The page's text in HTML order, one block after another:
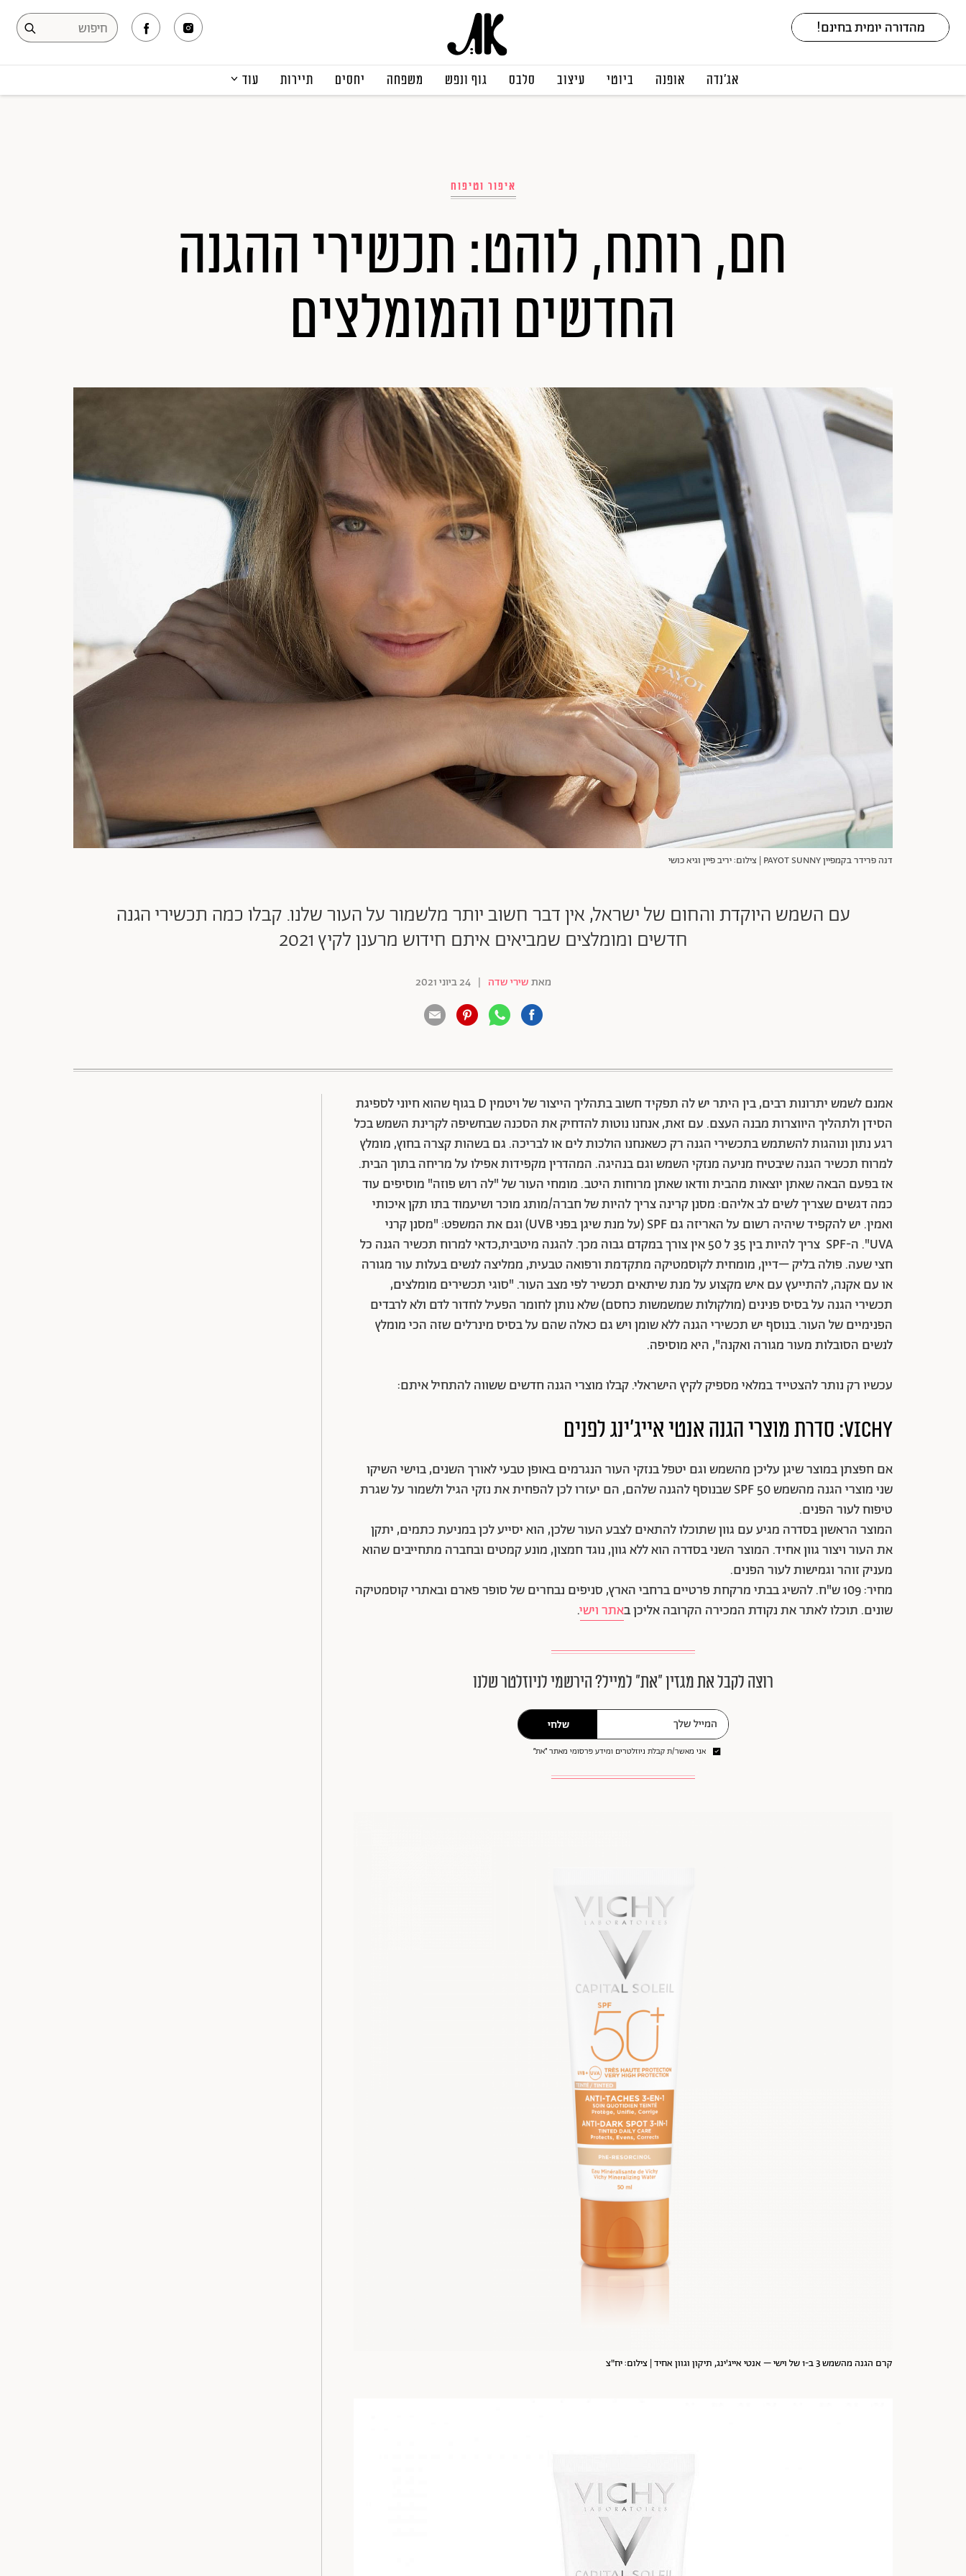
אג׳נדה אופנה ביוטי עיצוב סלבס גוף ונפש משפחה יחסים תיירות עוד
איפור וטיפוח
חם, רותח, לוהט: תכשירי ההגנה
החדשים והמומלצים
דנה פרידר בקמפיין PAYOT SUNNY | צילום: יריב פיין וגיא כושי
עם השמש היוקדת והחום של ישראל, אין דבר חשוב יותר מלשמור על העור שלנו. קבלו כמה תכשירי הגנה
חדשים ומומלצים שמביאים איתם חידוש מרענן לקיץ 2021
מאתשירי שדה | 24 ביוני 2021
אמנם לשמש יתרונות רבים, בין היתר יש לה תפקיד חשוב בתהליך הייצור של ויטמין D בגוף שהוא חיוני לספיגת
הסידן ולתהליך היווצרות מבנה העצם. עם זאת, אנחנו נוטות להדחיק את הסכנה שבחשיפה לקרינת השמש בכל
רגע נתון ונוהגות להשתמש בתכשירי הגנה רק כשאנחנו הולכות לים או לבריכה. גם בשהות קצרה בחוץ, מומלץ
למרוח תכשיר הגנה שיבטיח מניעה מנזקי השמש וגם בנהיגה. המהדרין מקפידות אפילו על מריחה בתוך הבית.
אז בפעם הבאה שאתן יוצאות מהבית וודאו שאתן מרוחות היטב. מומחי העור של "לה רוש פוזה" מוסיפים עוד
כמה דגשים שצריך לשים לב אליהם: מסנן קרינה צריך להיות של חברה/מותג מוכר ושיעמוד בתו תקן איכותי
ואמין. יש להקפיד שיהיה רשום על האריזה גם SPF (על מנת שיגן בפני UVB) וגם את המשפט: "מסנן קרני
UVA". ה-SPF צריך להיות בין 35 ל 50 אין צורך במקדם גבוה מכך. להגנה מיטבית,כדאי למרוח תכשיר הגנה כל
חצי שעה. פולה בליק –דיין, מומחית לקוסמטיקה מתקדמת ורפואה טבעית, ממליצה לנשים בעלות עור מגורה
או עם אקנה, להתייעץ עם איש מקצוע על מנת שיתאים תכשיר לפי מצב העור. "סוגי תכשירים מומלצים,
תכשירי הגנה על בסיס פנינים (מולקולות שמשמשות כחסם) שלא נותן לחומר הפעיל לחדור לדם ולא לרבדים
הפנימיים של העור. בנוסף יש תכשירי הגנה ללא שומן ויש גם כאלה שהם על בסיס מינרלים שזה הכי מומלץ
לנשים הסובלות מעור מגורה ואקנה", היא מוסיפה.
עכשיו רק נותר להצטייד במלאי מספיק לקיץ הישראלי. קבלו מוצרי הגנה חדשים ששווה להתחיל איתם:
:VICHY סדרת מוצרי הגנה אנטי אייג'ינג לפנים
אם חפצתן במוצר שיגן עליכן מהשמש וגם יטפל בנזקי העור הנגרמים באופן טבעי לאורך השנים, בוישי השיקו
שני מוצרי הגנה מהשמש 50 SPF שבנוסף להגנה שלהם, הם יעזרו לכן להפחית את נזקי הגיל ולשמור על שגרת
טיפוח לעור הפנים.
המוצר הראשון בסדרה מגיע עם גוון שתוכלו להתאים לצבע העור שלכן, הוא יסייע לכן במניעת כתמים, יתקן
את העור ויצור גוון אחיד. המוצר השני בסדרה הוא ללא גוון, נוגד חמצון, מונע קמטים ובחברה מתחייבים שהוא
מעניק זוהר וגמישות לעור הפנים.
מחיר: 109 ש"ח. להשיג בבתי מרקחת פרטיים ברחבי הארץ, סניפים נבחרים של סופר פארם ובאתרי קוסמטיקה
שונים. תוכלו לאתר את נקודת המכירה הקרובה אליכן באתר וישי.
רוצה לקבל את מגזין ״את״ למייל? הירשמי לניוזלטר שלנו
שלחי
אני מאשר/ת קבלת ניוזלטרים ומידע פרסומי מאתר ״את״
קרם הגנה מהשמש 3 ב-1 של וישי – אנטי אייג'ינג, תיקון וגוון אחיד | צילום: יח"צ